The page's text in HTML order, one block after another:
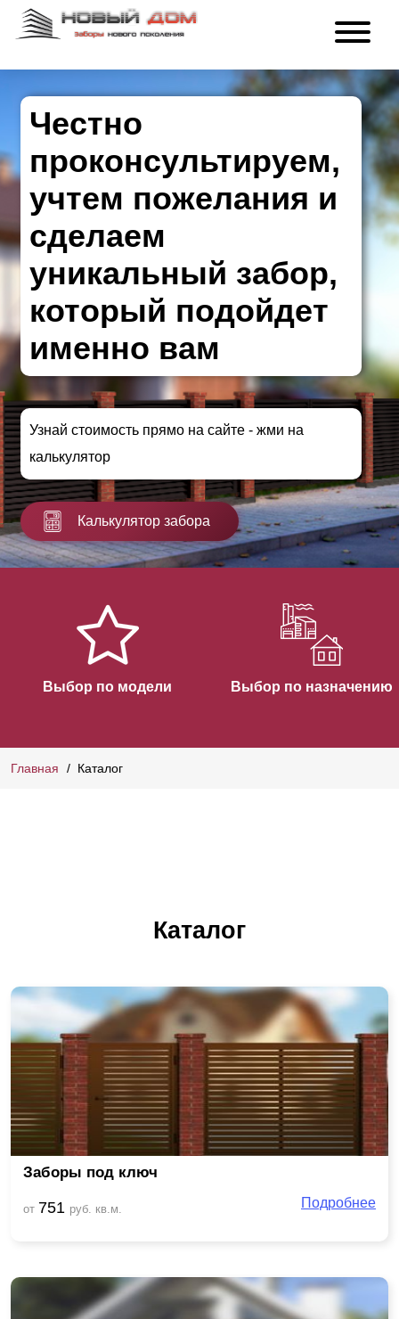
Честно
проконсультируем,
учтем пожелания и
сделаем
уникальный забор,
который подойдет
именно вам
Узнай стоимость прямо на сайте - жми на
калькулятор
Калькулятор забора
Выбор по модели Выбор по назначению
Главная Каталог
Каталог
Заборы под ключ
от 751 руб. кв.м. Подробнее